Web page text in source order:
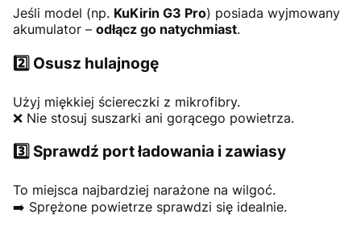
Jeśli model (np. KuKirin G3 Pro) posiada wyjmowany
akumulator – odłącz go natychmiast.
2️⃣ Osusz hulajnogę
Użyj miękkiej ściereczki z mikrofibry.
❌ Nie stosuj suszarki ani gorącego powietrza.
3️⃣ Sprawdź port ładowania i zawiasy
To miejsca najbardziej narażone na wilgoć.
➡️ Sprężone powietrze sprawdzi się idealnie.